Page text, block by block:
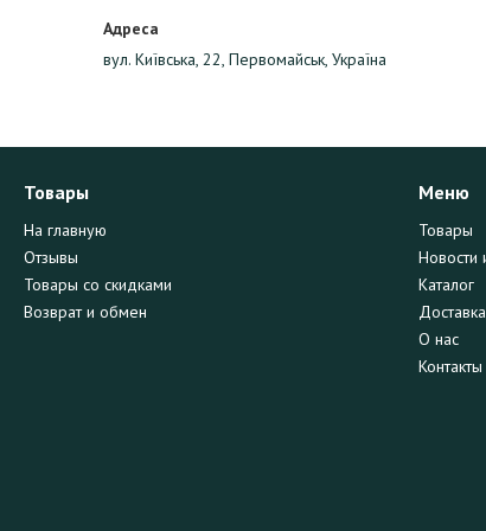
вул. Київська, 22, Первомайськ, Україна
Товары
На главную
Отзывы
Товары со скидками
Возврат и обмен
Меню
Товары
Новости
Каталог
О нас
Контакты